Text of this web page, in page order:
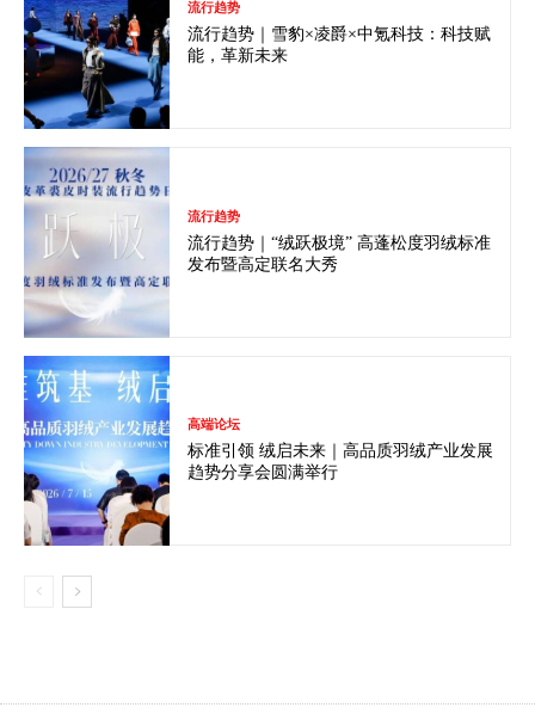
流行趋势
流行趋势｜雪豹×凌爵×中氪科技：科技赋
能，革新未来
流行趋势
流行趋势｜“绒跃极境” 高蓬松度羽绒标准
发布暨高定联名大秀
高端论坛
标准引领 绒启未来｜高品质羽绒产业发展
趋势分享会圆满举行